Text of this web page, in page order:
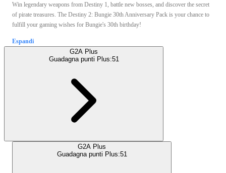
Win legendary weapons from Destiny 1, battle new bosses, and discover the secret
of pirate treasures. The Destiny 2: Bungie 30th Anniversary Pack is your chance to
fulfill your gaming wishes for Bungie's 30th birthday!
Espandi
G2A Plus
Guadagna punti Plus:51
G2A Plus
Guadagna punti Plus:51